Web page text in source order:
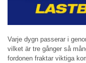
Varje dygn passerar i
vilket är tre gånger så
fordonen fraktar viktiga